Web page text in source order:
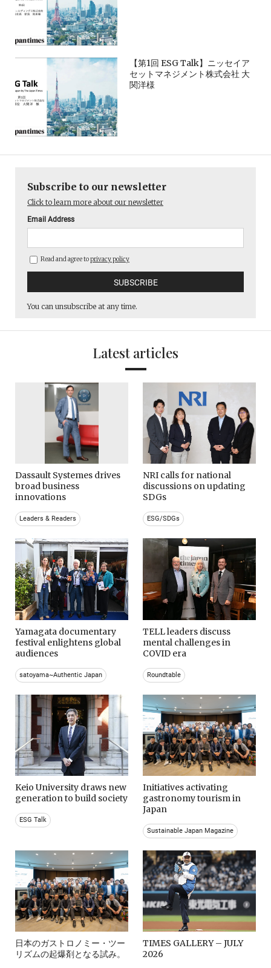
【第1回 ESG Talk】ニッセイア
セットマネジメント株式会社 大
関洋様
Subscribe to our newsletter
Click to learn more about our newsletter
Email Address
Read and agree toprivacy policy
You can unsubscribe at any time.
Latest articles
Dassault Systemes drives
broad business
innovations
Leaders & Readers
NRI calls for national
discussions on updating
SDGs
ESG/SDGs
Yamagata documentary
festival enlightens global
audiences
satoyama~Authentic Japan
TELL leaders discuss
mental challenges in
COVID era
Roundtable
Keio University draws new
generation to build society
ESG Talk
Initiatives activating
gastronomy tourism in
Japan
Sustainable Japan Magazine
日本のガストロノミー・ツー
リズムの起爆剤となる試み。
TIMES GALLERY – JULY
2026